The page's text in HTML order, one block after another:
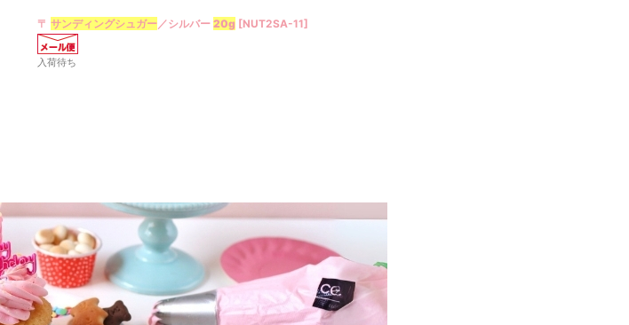
〒 サンディングシュガー／シルバー 20g [NUT2SA-11]
入荷待ち